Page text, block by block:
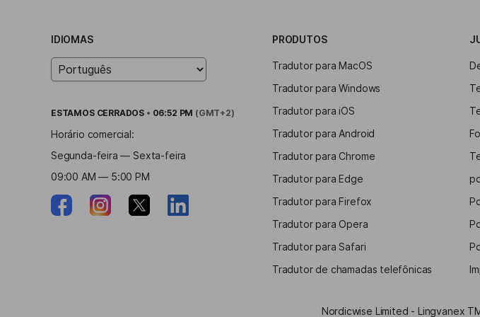
IDIOMAS
ESTAMOS CERRADOS • 06:52 PM (GMT+2)
Horário comercial:
Segunda-feira — Sexta-feira
09:00 AM — 5:00 PM
PRODUTOS
Tradutor para MacOS
Tradutor para Windows
Tradutor para iOS
Tradutor para Android
Tradutor para Chrome
Tradutor para Edge
Tradutor para Firefox
Tradutor para Opera
Tradutor para Safari
Tradutor de chamadas telefônicas
Nordicwise Limited - Lingvanex